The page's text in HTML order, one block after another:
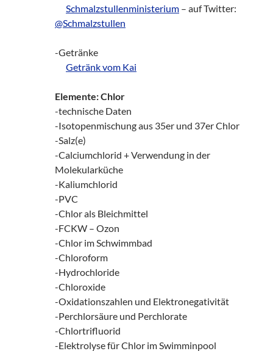
Schmalzstullenministerium – auf Twitter:
@Schmalzstullen
-Getränke
Getränk vom Kai
Elemente: Chlor
-technische Daten
-Isotopenmischung aus 35er und 37er Chlor
-Salz(e)
-Calciumchlorid + Verwendung in der
Molekularküche
-Kaliumchlorid
-PVC
-Chlor als Bleichmittel
-FCKW – Ozon
-Chlor im Schwimmbad
-Chloroform
-Hydrochloride
-Chloroxide
-Oxidationszahlen und Elektronegativität
-Perchlorsäure und Perchlorate
-Chlortrifluorid
-Elektrolyse für Chlor im Swimminpool